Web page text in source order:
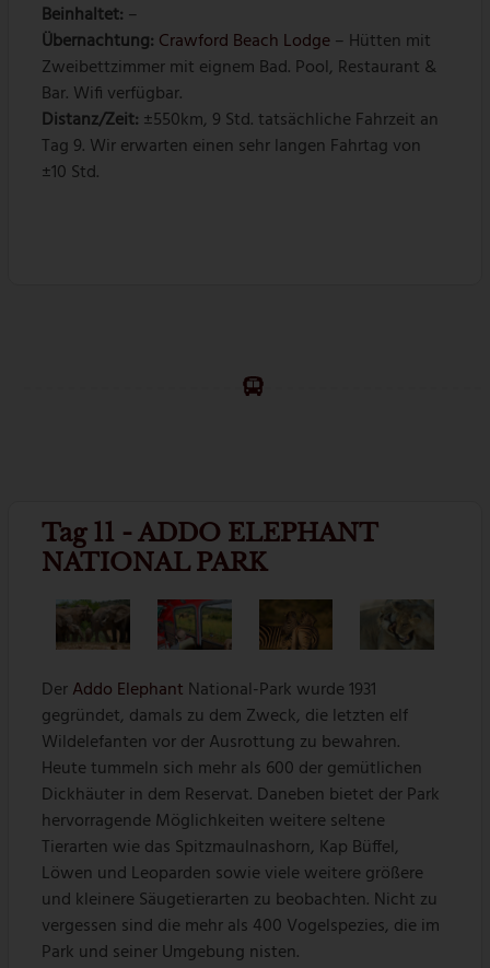
Beinhaltet: –
Übernachtung: Crawford Beach Lodge– Hütten mit
Zweibettzimmer mit eignem Bad. Pool, Restaurant &
Bar. Wifi verfügbar.
Distanz/Zeit: ±550km, 9 Std. tatsächliche Fahrzeit an
Tag 9. Wir erwarten einen sehr langen Fahrtag von
±10 Std.
Tag 11 - ADDO ELEPHANT
NATIONAL PARK
DerAddo Elephant National-Park wurde 1931
gegründet, damals zu dem Zweck, die letzten elf
Wildelefanten vor der Ausrottung zu bewahren.
Heute tummeln sich mehr als 600 der gemütlichen
Dickhäuter in dem Reservat. Daneben bietet der Park
hervorragende Möglichkeiten weitere seltene
Tierarten wie das Spitzmaulnashorn, Kap Büffel,
Löwen und Leoparden sowie viele weitere größere
und kleinere Säugetierarten zu beobachten. Nicht zu
vergessen sind die mehr als 400 Vogelspezies, die im
Park und seiner Umgebung nisten.